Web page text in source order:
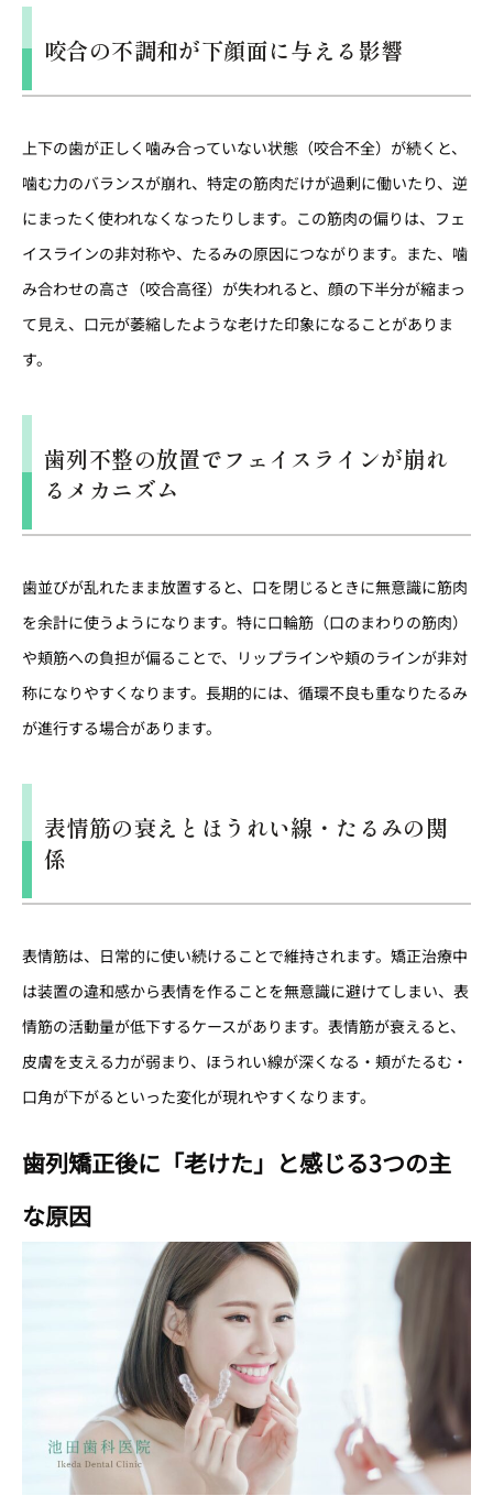
咬合の不調和が下顔面に与える影響
上下の歯が正しく噛み合っていない状態（咬合不全）が続くと、
噛む力のバランスが崩れ、特定の筋肉だけが過剰に働いたり、逆
にまったく使われなくなったりします。この筋肉の偏りは、フェ
イスラインの非対称や、たるみの原因につながります。また、噛
み合わせの高さ（咬合高径）が失われると、顔の下半分が縮まっ
て見え、口元が萎縮したような老けた印象になることがありま
す。
歯列不整の放置でフェイスラインが崩れ
るメカニズム
歯並びが乱れたまま放置すると、口を閉じるときに無意識に筋肉
を余計に使うようになります。特に口輪筋（口のまわりの筋肉）
や頬筋への負担が偏ることで、リップラインや頬のラインが非対
称になりやすくなります。長期的には、循環不良も重なりたるみ
が進行する場合があります。
表情筋の衰えとほうれい線・たるみの関
係
表情筋は、日常的に使い続けることで維持されます。矯正治療中
は装置の違和感から表情を作ることを無意識に避けてしまい、表
情筋の活動量が低下するケースがあります。表情筋が衰えると、
皮膚を支える力が弱まり、ほうれい線が深くなる・頬がたるむ・
口角が下がるといった変化が現れやすくなります。
歯列矯正後に「老けた」と感じる3つの主
な原因